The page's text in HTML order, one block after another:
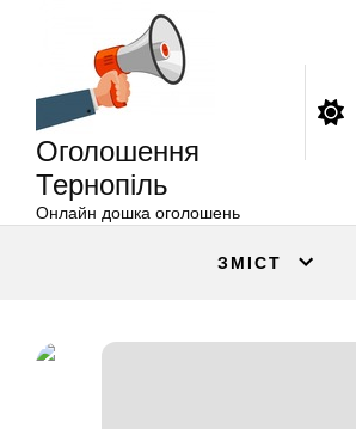
Оголошення
Тернопіль
Онлайн дошка оголошень
ЗМІСТ